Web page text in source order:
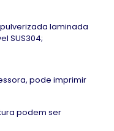
laminada
SUS304;
pode imprimir
podem ser